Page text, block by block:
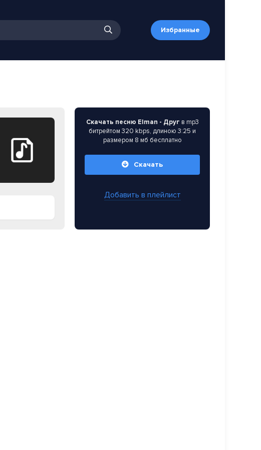
Избранные
Скачать песню Elman - Друг в mp3
битрейтом 320 kbps, длиною 3:25 и
размером 8 мб бесплатно
Скачать
Добавить в плейлист